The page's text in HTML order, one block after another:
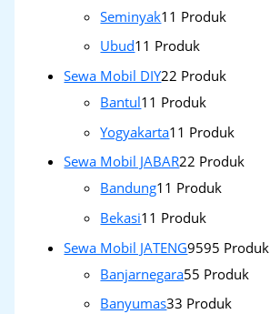
Seminyak1 1 Produk
Ubud1 1 Produk
Sewa Mobil DIY22 Produk
Bantul1 1 Produk
Yogyakarta1 1 Produk
Sewa Mobil JABAR22 Produk
Bandung1 1 Produk
Bekasi1 1 Produk
Sewa Mobil JATENG9595 Produk
Banjarnegara55 Produk
Banyumas33 Produk